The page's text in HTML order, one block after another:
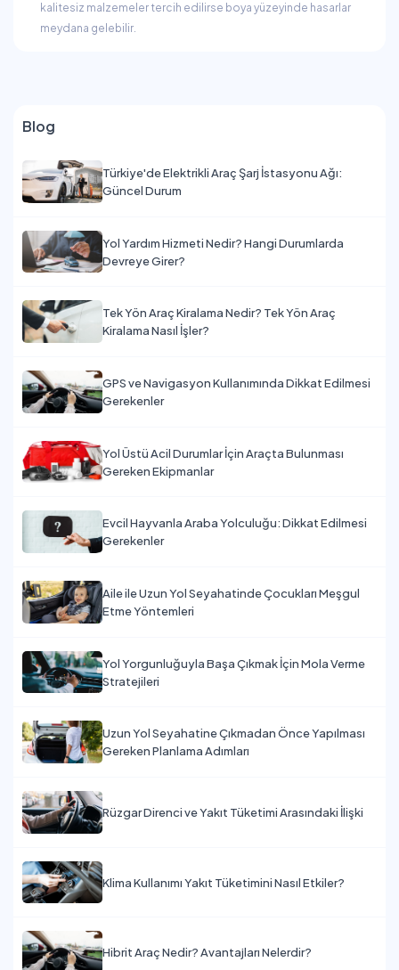
kalitesiz malzemeler tercih edilirse boya yüzeyinde hasarlar
meydana gelebilir.
Blog
Türkiye'de Elektrikli Araç Şarj İstasyonu Ağı:
Güncel Durum
Yol Yardım Hizmeti Nedir? Hangi Durumlarda
Devreye Girer?
Tek Yön Araç Kiralama Nedir? Tek Yön Araç
Kiralama Nasıl İşler?
GPS ve Navigasyon Kullanımında Dikkat Edilmesi
Gerekenler
Yol Üstü Acil Durumlar İçin Araçta Bulunması
Gereken Ekipmanlar
Evcil Hayvanla Araba Yolculuğu: Dikkat Edilmesi
Gerekenler
Aile ile Uzun Yol Seyahatinde Çocukları Meşgul
Etme Yöntemleri
Yol Yorgunluğuyla Başa Çıkmak İçin Mola Verme
Stratejileri
Uzun Yol Seyahatine Çıkmadan Önce Yapılması
Gereken Planlama Adımları
Rüzgar Direnci ve Yakıt Tüketimi Arasındaki İlişki
Klima Kullanımı Yakıt Tüketimini Nasıl Etkiler?
Hibrit Araç Nedir? Avantajları Nelerdir?